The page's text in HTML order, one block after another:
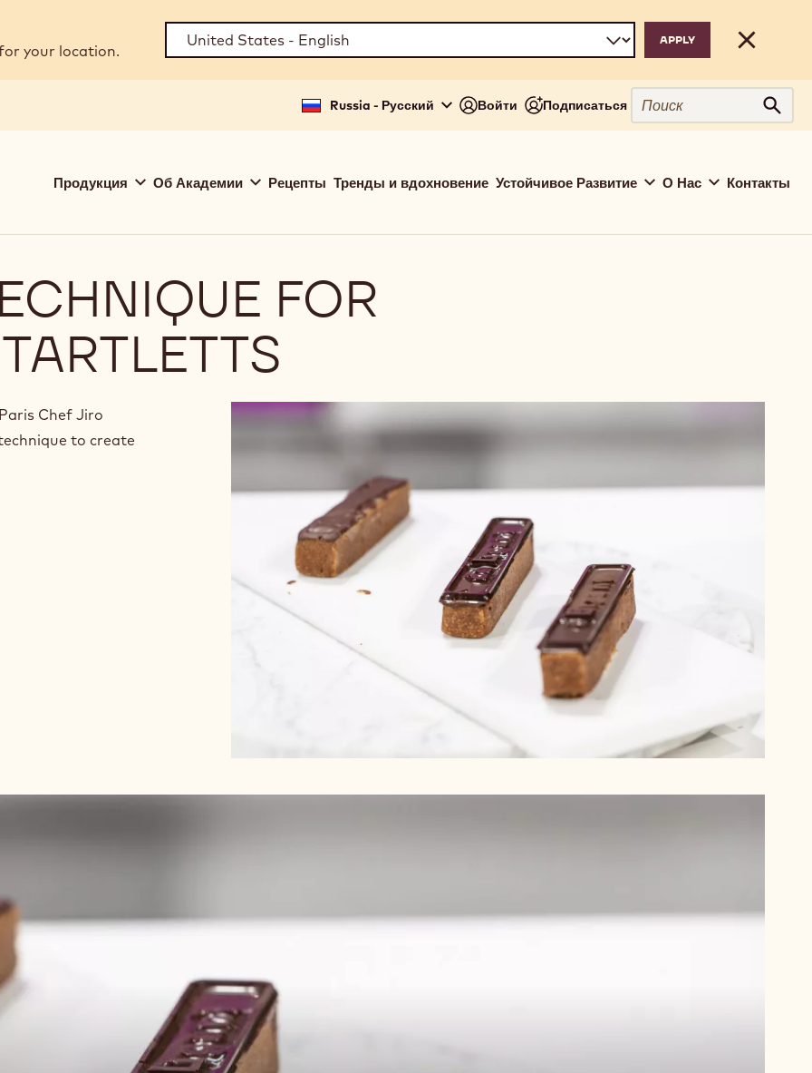
your location.
Close
Russia - Русский Войти Подписаться
Поиск
Поиск
navigation
Продукция Об Академии Рецепты Тренды и вдохновение Устойчивое Развитие О Нас Контакты
FOR
Chef Jiro
to create